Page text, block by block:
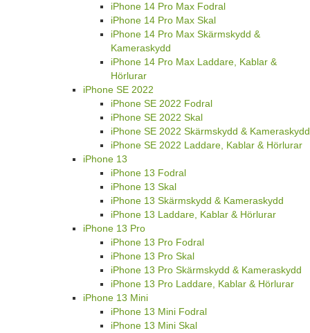
iPhone 14 Pro Max Fodral
iPhone 14 Pro Max Skal
iPhone 14 Pro Max Skärmskydd &
Kameraskydd
iPhone 14 Pro Max Laddare, Kablar &
Hörlurar
iPhone SE 2022
iPhone SE 2022 Fodral
iPhone SE 2022 Skal
iPhone SE 2022 Skärmskydd & Kameraskydd
iPhone SE 2022 Laddare, Kablar & Hörlurar
iPhone 13
iPhone 13 Fodral
iPhone 13 Skal
iPhone 13 Skärmskydd & Kameraskydd
iPhone 13 Laddare, Kablar & Hörlurar
iPhone 13 Pro
iPhone 13 Pro Fodral
iPhone 13 Pro Skal
iPhone 13 Pro Skärmskydd & Kameraskydd
iPhone 13 Pro Laddare, Kablar & Hörlurar
iPhone 13 Mini
iPhone 13 Mini Fodral
iPhone 13 Mini Skal